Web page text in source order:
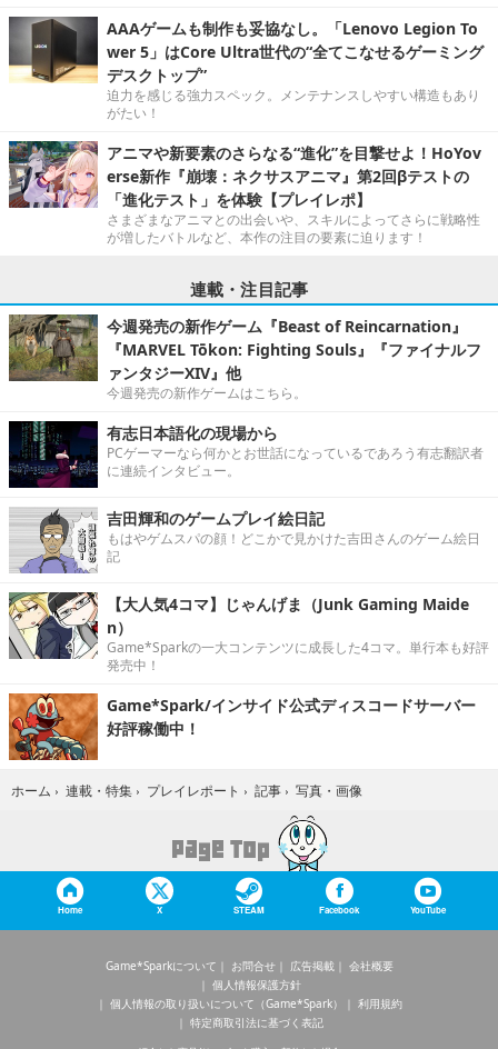
AAAゲームも制作も妥協なし。「Lenovo Legion To
wer 5」はCore Ultra世代の“全てこなせるゲーミング
デスクトップ”
迫力を感じる強力スペック。メンテナンスしやすい構造もあり
がたい！
アニマや新要素のさらなる“進化”を目撃せよ！HoYov
erse新作『崩壊：ネクサスアニマ』第2回βテストの
「進化テスト」を体験【プレイレポ】
さまざまなアニマとの出会いや、スキルによってさらに戦略性
が増したバトルなど、本作の注目の要素に迫ります！
連載・注目記事
今週発売の新作ゲーム『Beast of Reincarnation』
『MARVEL Tōkon: Fighting Souls』『ファイナルフ
ァンタジーXIV』他
今週発売の新作ゲームはこちら。
有志日本語化の現場から
PCゲーマーなら何かとお世話になっているであろう有志翻訳者
に連続インタビュー。
吉田輝和のゲームプレイ絵日記
もはやゲムスパの顔！どこかで見かけた吉田さんのゲーム絵日
記
【大人気4コマ】じゃんげま（Junk Gaming Maide
n）
Game*Sparkの一大コンテンツに成長した4コマ。単行本も好評
発売中！
Game*Spark/インサイド公式ディスコードサーバー
好評稼働中！
ホーム › 連載・特集 › プレイレポート › 記事 › 写真・画像
Home X STEAM Facebook YouTube
Game*Sparkについて お問合せ 広告掲載
会社概要
個人情報保護方針
個人情報の取り扱いについて（Game*Spark）
利用規約
特定商取引法に基づく表記